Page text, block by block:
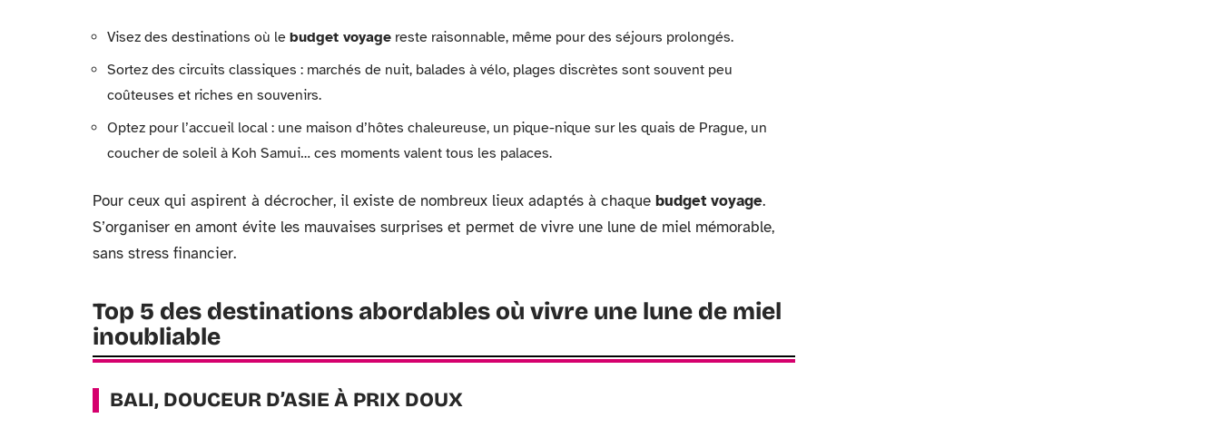
Visez des destinations où le budget voyage reste raisonnable, même pour des séjours prolongés.
Sortez des circuits classiques : marchés de nuit, balades à vélo, plages discrètes sont souvent peu
coûteuses et riches en souvenirs.
Optez pour l’accueil local : une maison d’hôtes chaleureuse, un pique-nique sur les quais de Prague, un
coucher de soleil à Koh Samui… ces moments valent tous les palaces.
Pour ceux qui aspirent à décrocher, il existe de nombreux lieux adaptés à chaque budget voyage.
S’organiser en amont évite les mauvaises surprises et permet de vivre une lune de miel mémorable,
sans stress financier.
Top 5 des destinations abordables où vivre une lune de miel
inoubliable
BALI, DOUCEUR D’ASIE À PRIX DOUX